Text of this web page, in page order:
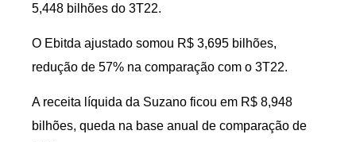
5,448 bilhões do 3T22.
O Ebitda ajustado somou R$ 3,695 bilhões,
redução de 57% na comparação com o 3T22.
A receita líquida da Suzano ficou em R$ 8,948
bilhões, queda na base anual de comparação de